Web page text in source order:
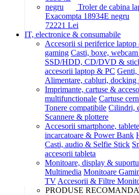
Troler de cabina
Exacompta 18934E negru
72221 Lei
IT, electronice & consumabile
Accesorii si periferice laptop
gaming Casti, boxe,
SSD/HDD, CD/DVD &
accesorii laptop & PC Genti,
Alimentare, cabluri, docking
Imprimante, cartuse &
multifunctionale Cartuse
Tonere compatibile Cilindri,
Scannere & plottere
Accesorii smartphone,
incarcatoare & Power Bank
Casti, audio & Selfie Stick
accesorii tableta
Monitoare, display &
Multimedia Monitoare
TV Accesorii & Filtre
PRODUSE